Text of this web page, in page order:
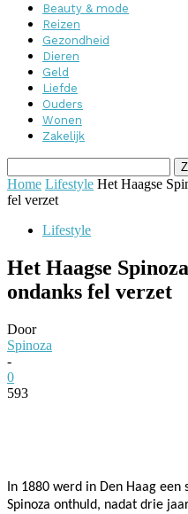
Beauty & mode
Reizen
Gezondheid
Dieren
Geld
Liefde
Ouders
Wonen
Zakelijk
Home Lifestyle Het Haagse
fel verzet
Lifestyle
Het Haagse
ondanks fel verzet
Door
Spinoza
-
0
593
In 1880 werd in Den Haag
Spinoza onthuld, nadat drie